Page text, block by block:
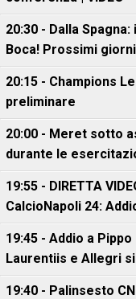
20:30 - Dalla
Boca! Prossimi
20:15 - Champions
preliminare
20:00 - Meret sotto
durante le
19:55 - DIRETTA
CalcioNapoli 24:
19:45 - Addio a
Laurentiis e Allegri
19:40 - Palinsesto